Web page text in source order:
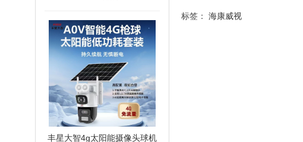
标签： 海康威视
丰星大智4g太阳能摄像头球机